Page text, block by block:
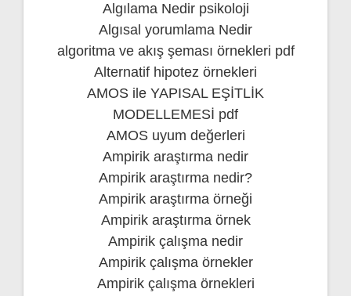
Algılama Nedir psikoloji
Algısal yorumlama Nedir
algoritma ve akış şeması örnekleri pdf
Alternatif hipotez örnekleri
AMOS ile YAPISAL EŞİTLİK
MODELLEMESİ pdf
AMOS uyum değerleri
Ampirik araştırma nedir
Ampirik araştırma nedir?
Ampirik araştırma örneği
Ampirik araştırma örnek
Ampirik çalışma nedir
Ampirik çalışma örnekler
Ampirik çalışma örnekleri